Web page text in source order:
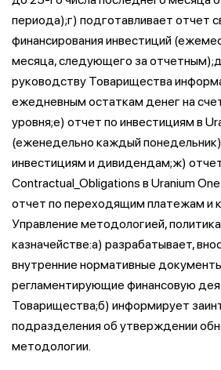
периода);г) подготавливает отчет
финансирования инвестиций
месяца, следующего за
руководству Товарищества
ежедневным остаткам денег на
уровня;е) отчет по инвестициям в
(еженедельно каждый
инвестициям и дивидендам;ж)
Contractual_Obligations в Uranium
отчет по переходящим платежам и
Управление методологией,
казначействе:а) разрабатывает,
внутренние нормативные
регламентирующие финансовую
Товарищества;б) информирует
подразделения об утверждении
методологии.